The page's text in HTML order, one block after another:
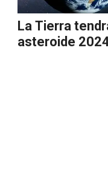
La Tierra
asteroide